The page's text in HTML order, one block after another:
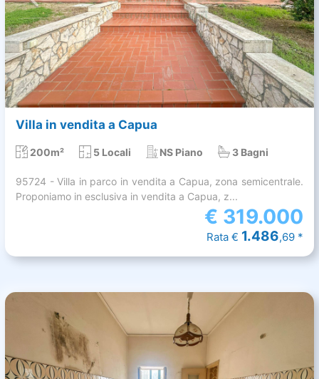
Villa in vendita a Capua
200m² 5 Locali NS Piano 3 Bagni
95724 - Villa in parco in vendita a Capua, zona semicentrale.
Proponiamo in esclusiva in vendita a Capua, z...
€ 319.000
Rata € 1.486,69 *